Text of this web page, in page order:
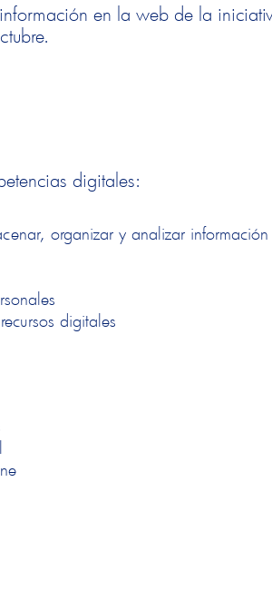
en la web de la
digitales:
organizar y analizar
digitales